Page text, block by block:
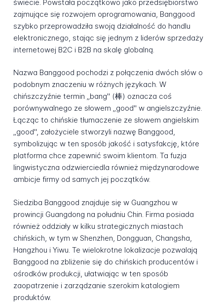
świecie. Powstała początkowo jako przedsiębiorstwo
zajmujące się rozwojem oprogramowania, Banggood
szybko przeprowadziła swoją działalność do handlu
elektronicznego, stając się jednym z liderów sprzedaży
internetowej B2C i B2B na skalę globalną.
Nazwa Banggood pochodzi z połączenia dwóch słów o
podobnym znaczeniu w różnych językach. W
chińszczyźnie termin „bang" (棒) oznacza coś
porównywalnego ze słowem „good" w angielszczyźnie.
Łącząc to chińskie tłumaczenie ze słowem angielskim
„good", założyciele stworzyli nazwę Banggood,
symbolizując w ten sposób jakość i satysfakcję, które
platforma chce zapewnić swoim klientom. Ta fuzja
lingwistyczna odzwierciedla również międzynarodowe
ambicje firmy od samych jej początków.
Siedziba Banggood znajduje się w Guangzhou w
prowincji Guangdong na południu Chin. Firma posiada
również oddziały w kilku strategicznych miastach
chińskich, w tym w Shenzhen, Dongguan, Changsha,
Hangzhou i Yiwu. Te wielokrotne lokalizacje pozwalają
Banggood na zbliżenie się do chińskich producentów i
ośrodków produkcji, ułatwiając w ten sposób
zaopatrzenie i zarządzanie szerokim katalogiem
produktów.